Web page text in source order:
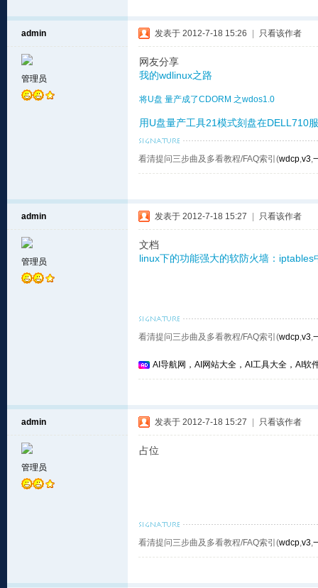
admin
管理员
发表于 2012-7-18 15:26 只看该作者
网友分享
我的wdlinux之路
将U盘 量产成了CDORM 之wdos1.0
用U盘量产工具21模式刻盘在DELL710
看清提问三步曲及多看教程/FAQ索引(wdcp,v3,
admin
管理员
发表于 2012-7-18 15:27 只看该作者
文档
linux下的功能强大的软防火墙：iptables
看清提问三步曲及多看教程/FAQ索引(wdcp,v3,
AI导航网，AI网站大全，AI工具大全，AI软
admin
管理员
发表于 2012-7-18 15:27 只看该作者
占位
看清提问三步曲及多看教程/FAQ索引(wdcp,v3,